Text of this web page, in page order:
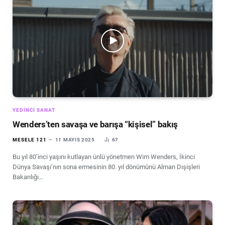
YEDINCI SANAT
Wenders’ten savaşa ve barışa “kişisel” bakış
MESELE 121 11 MAYIS 2025 67
Bu yıl 80’inci yaşını kutlayan ünlü yönetmen Wim Wenders, İkinci
Dünya Savaşı’nın sona ermesinin 80. yıl dönümünü Alman Dışişleri
Bakanlığı…